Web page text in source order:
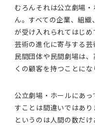
むろんそれは公立劇場
ん。すべての企業、組
が受け入れられてはじ
芸術の進化に寄与する
民間団体や民間劇場は
くの顧客を持つことにな
公立劇場・ホールにあ
すことは間違いではあり
というのは人間の数だ